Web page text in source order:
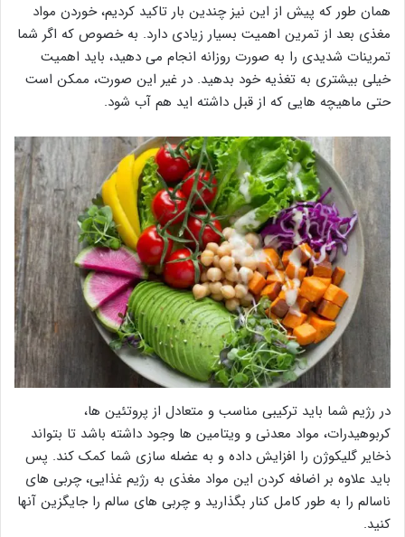
همان طور که پیش از این نیز چندین بار تاکید کردیم، خوردن مواد
مغذی بعد از تمرین اهمیت بسیار زیادی دارد. به خصوص که اگر شما
تمرینات شدیدی را به صورت روزانه انجام می دهید، باید اهمیت
خیلی بیشتری به تغذیه خود بدهید. در غیر این صورت، ممکن است
حتی ماهیچه هایی که از قبل داشته اید هم آب شود.
در رژیم شما باید ترکیبی مناسب و متعادل از پروتئین ها،
کربوهیدرات، مواد معدنی و ویتامین ها وجود داشته باشد تا بتواند
ذخایر گلیکوژن را افزایش داده و به عضله سازی شما کمک کند. پس
باید علاوه بر اضافه کردن این مواد مغذی به رژیم غذایی، چربی های
ناسالم را به طور کامل کنار بگذارید و چربی های سالم را جایگزین آنها
کنید.